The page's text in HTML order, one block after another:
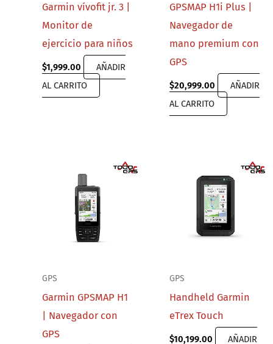
Garmin vívofit jr. 3 |
Monitor de
ejercicio para niños
$1,999.00
AÑADIR
AL CARRITO
GPSMAP H1i Plus |
Navegador de
mano premium con
GPS
$20,999.00
AÑADIR
AL CARRITO
GPS
Garmin GPSMAP H1
| Navegador con
GPS
GPS
Handheld Garmin
eTrex Touch
$10,199.00
AÑADIR